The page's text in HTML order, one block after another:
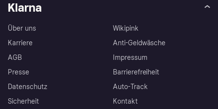
Klarna
Über uns
Karriere
AGB
Presse
Datenschutz
Sicherheit
Wikipink
Anti-Geldwäsche
Impressum
Barrierefreiheit
Auto-Track
Kontakt